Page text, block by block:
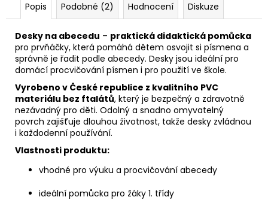
Popis Podobné (2) Hodnocení Diskuze
Desky na abecedu – praktická didaktická pomůcka
pro prvňáčky, která pomáhá dětem osvojit si písmena a
správně je řadit podle abecedy. Desky jsou ideální pro
domácí procvičování písmen i pro použití ve škole.
Vyrobeno v České republice z kvalitního PVC
materiálu bez ftalátů, který je bezpečný a zdravotně
nezávadný pro děti. Odolný a snadno omyvatelný
povrch zajišťuje dlouhou životnost, takže desky zvládnou
i každodenní používání.
Vlastnosti produktu:
vhodné pro výuku a procvičování abecedy
ideální pomůcka pro žáky 1. třídy